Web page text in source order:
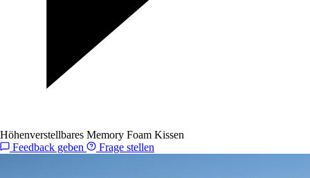
Höhenverstellbares Memory Foam Kissen
Feedback geben
Frage stellen